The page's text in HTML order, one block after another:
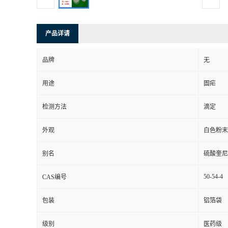
产品详请
品牌 无
用途 圄疟
检测方法 滴定
外观 白色粉末
别名 硫酸奎
CAS编号 50-54-4
包装 铝箔袋
级别 医药级